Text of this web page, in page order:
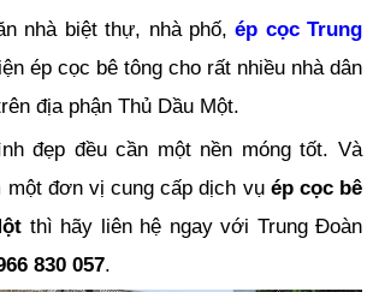
nhà biệt thự, nhà phố,ép cọc Trung
ép cọc bê tông cho rất nhiều nhà dân
địa phận Thủ Dầu Một.
đẹp đều cần một nền móng tốt. Và
một đơn vị cung cấp dịch vụ ép cọc bê
thì hãy liên hệ ngay với Trung Đoàn
830 057.